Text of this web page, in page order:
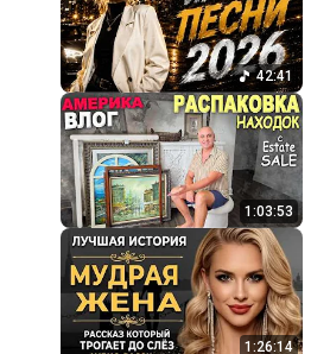
42:41
1:03:53
1:26:14